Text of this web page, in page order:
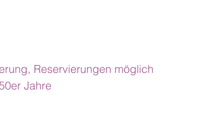
Reservierungen möglich
Jahre